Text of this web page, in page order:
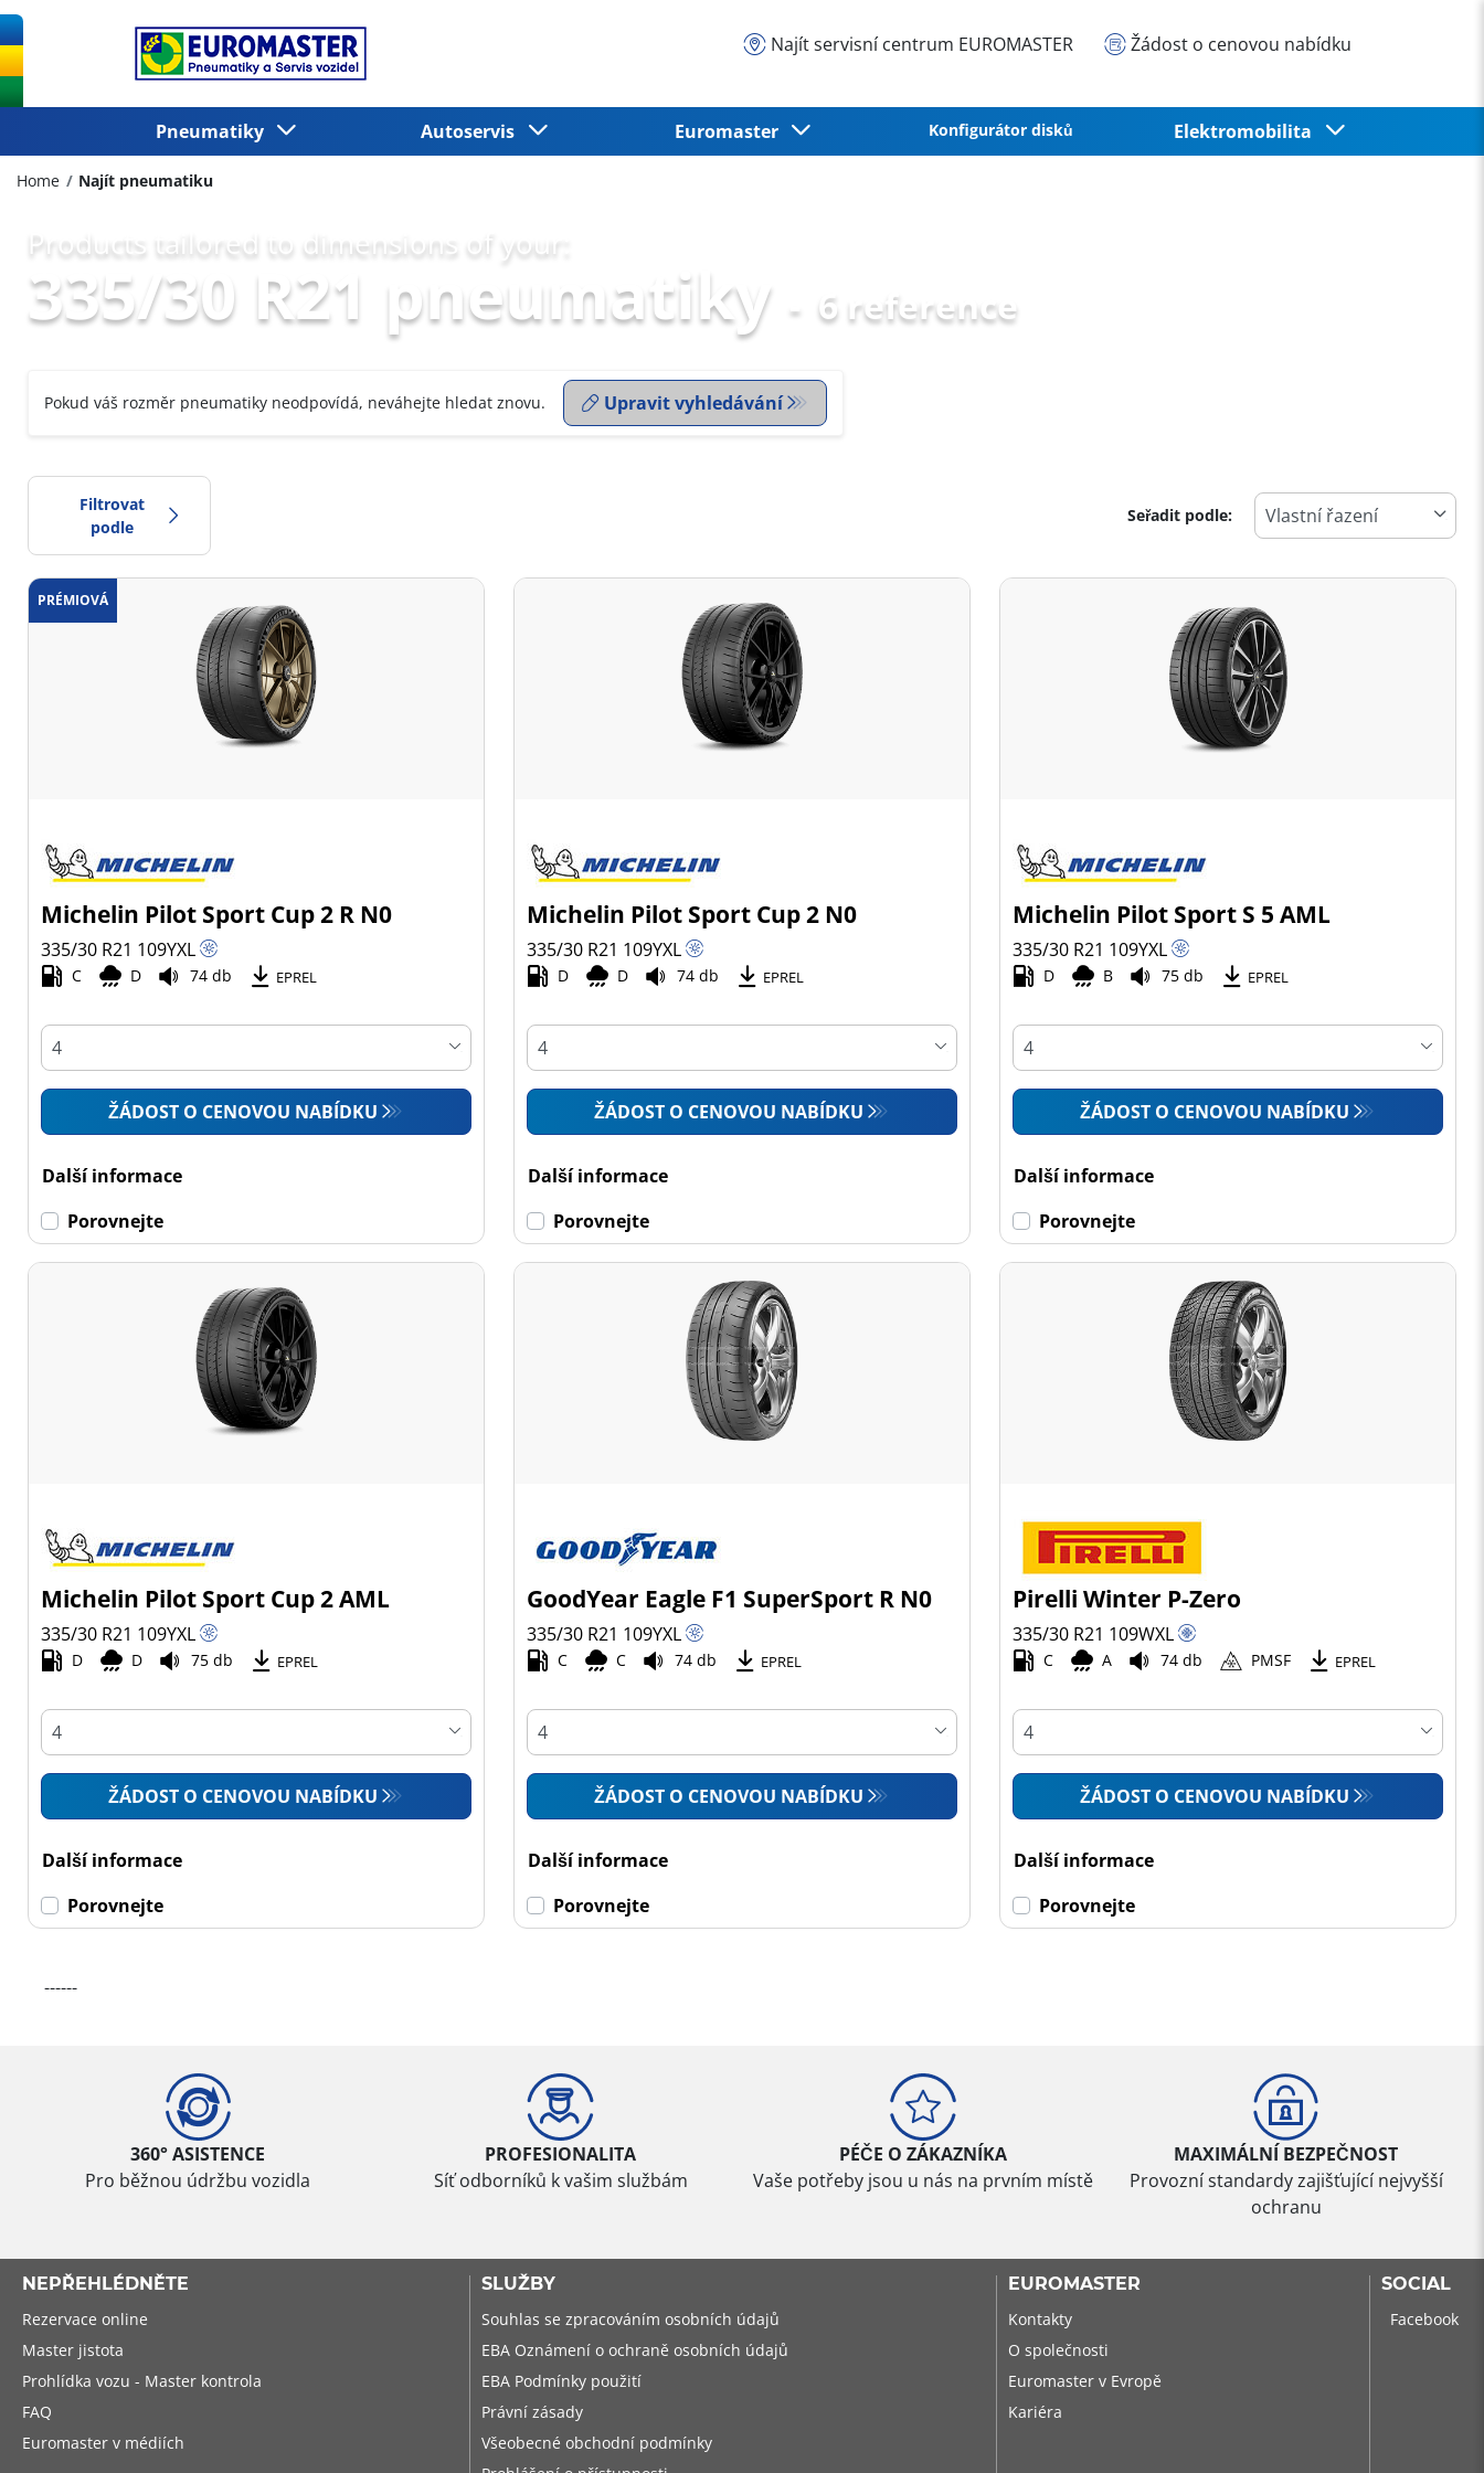
Najít servisní centrum EUROMASTER Žádost o cenovou nabídku
Pneumatiky Autoservis Euromaster Konfigurátor disků Elektromobilita
Home Najít pneumatiku
Products tailored to dimensions of your:
335/30 R21 pneumatiky - 6 reference
Pokud váš rozměr pneumatiky neodpovídá, neváhejte hledat znovu. Upravit vyhledávání
Filtrovat
podle
Cena
-1 1
Všechny typy (6)
Celoroční (0)
Všechny typy (6)
Dodávka (0)
Campingový vůz (0)
Zemědělská technika
Ne dojezdové (6)
Seřadit podle:
PRÉMIOVÁ
Michelin Pilot Sport Cup 2 R N0
335/30 R21 109YXL
C D 74 db EPREL
ŽÁDOST O CENOVOU NABÍDKU
Další informace
Porovnejte
Michelin Pilot Sport Cup 2 N0
335/30 R21 109YXL
D D 74 db EPREL
ŽÁDOST O CENOVOU NABÍDKU
Další informace
Porovnejte
Michelin Pilot Sport S 5 AML
335/30 R21 109YXL
D B 75 db EPREL
ŽÁDOST O CENOVOU NABÍDKU
Další informace
Porovnejte
Michelin Pilot Sport Cup 2 AML
335/30 R21 109YXL
D D 75 db EPREL
ŽÁDOST O CENOVOU NABÍDKU
Další informace
Porovnejte
GoodYear Eagle F1 SuperSport R N0
335/30 R21 109YXL
C C 74 db EPREL
ŽÁDOST O CENOVOU NABÍDKU
Další informace
Porovnejte
Pirelli Winter P-Zero
335/30 R21 109WXL
C A 74 db PMSF EPREL
ŽÁDOST O CENOVOU NABÍDKU
Další informace
Porovnejte
------
360° ASISTENCE
Pro běžnou údržbu vozidla
PROFESIONALITA
Síť odborníků k vašim službám
PÉČE O ZÁKAZNÍKA
Vaše potřeby jsou u nás na prvním místě
MAXIMÁLNÍ BEZPEČNOST
Provozní standardy zajišťující nejvyšší
ochranu
NEPŘEHLÉDNĚTE
Rezervace online
Master jistota
Prohlídka vozu - Master kontrola
FAQ
Euromaster v médiích
SLUŽBY
Souhlas se zpracováním osobních údajů
EBA Oznámení o ochraně osobních údajů
EBA Podmínky použití
Právní zásady
Všeobecné obchodní podmínky
EUROMASTER
Kontakty
O společnosti
Euromaster v Evropě
Kariéra
SOCIAL
Facebook